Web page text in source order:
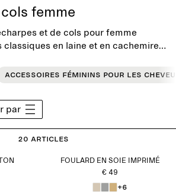
femme
et de cols pour femme
classiques en laine et en cachemire
robe de tous les jours.
Accessoires féminins pour les
par
20 articles
FOULARD EN SOIE IMPRIMÉ
€ 49
+6